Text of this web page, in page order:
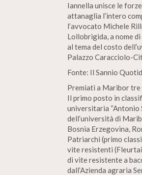
Iannella unisce le
attanaglia l’intero
l’avvocato Michele
Lollobrigida, a nome
al tema del costo
Palazzo Caracciolo-
Fonte: Il Sannio
Premiati a Maribor tre
Il primo posto in
universitaria “Antonio
dell’università di
Bosnia Erzegovina,
Patriarchi (primo
vite resistenti (Fleurtai
di vite resistente a
dall’Azienda agraria